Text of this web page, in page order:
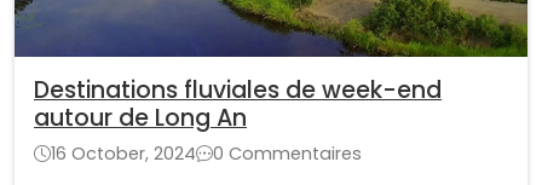
Destinations fluviales de week-end
autour de Long An
16 October, 2024
0 Commentaires